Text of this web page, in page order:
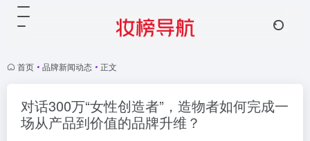
首页 • 品牌新闻动态 • 正文
对话300万“女性创造者”，造物者如何完成一
场从产品到价值的品牌升维？